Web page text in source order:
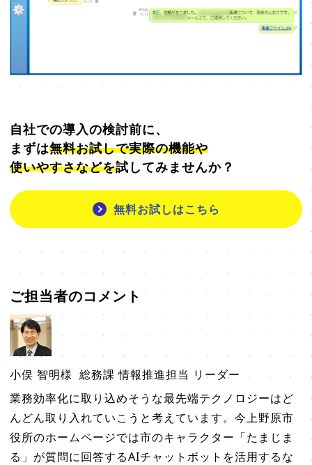
自社での導入の検討前に、
まずは無料お試しで実際の機能や
使いやすさなどを試してみませんか？
無料お試しはこちら
ご担当者のコメント
小俣 智明様 総務課 情報推進担当 リーダー
業務効率化に取り込めそうな最先端テクノロジーはど
んどん取り入れていこうと考えています。今上野原市
役所のホームページでは市のキャラクター「たまじま
る」が質問に回答するAIチャットボットを活用するな